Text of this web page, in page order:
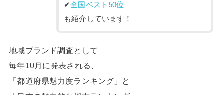
✔︎全国ベスト50位
も紹介しています！
地域ブランド調査として
毎年10月に発表される、
「都道府県魅力度ランキング」と